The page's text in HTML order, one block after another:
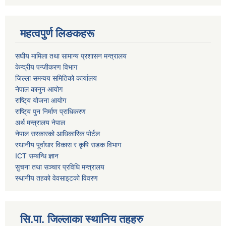
महत्वपुर्ण लिङकहरू
स‌घीय मामिला तथा सामान्य प्रशासन मन्त्रालय
केन्द्रीय पन्जीकरण विभाग
जिल्ला समन्वय समितिको कार्यालय
नेपाल कानुन आयोग
राष्टि्य योजना आयोग
राष्टि्य पुन निर्माण प्राधिकरण
अर्थ मन्त्रालय नेपाल
नेपाल सरकारको आधिकारिक पोर्टल
स्थानीय पूर्वाधार विकास र कृषि सडक विभाग
ICT सम्बन्धि ज्ञान
सुचना तथा सञ्चार प्रविधि मन्त्रालय
स्थानीय तहको वेवसाइटको विवरण
सि.पा. जिल्लाका स्थानिय तहहरु